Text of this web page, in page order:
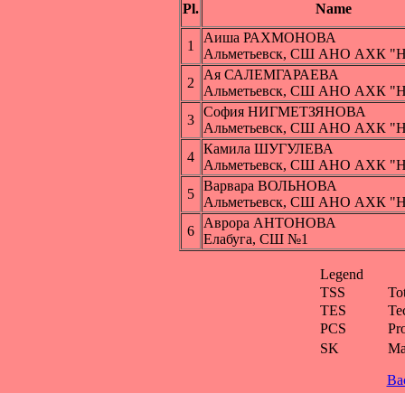
Pl. Name
1
Аиша РАХМОНОВА
Альметьевск, СШ АНО АХК
2
Ая САЛЕМГАРАЕВА
Альметьевск, СШ АНО АХК
3
София НИГМЕТЗЯНОВА
Альметьевск, СШ АНО АХК
4
Камила ШУГУЛЕВА
Альметьевск, СШ АНО АХК
5
Варвара ВОЛЬНОВА
Альметьевск, СШ АНО АХК
6
Аврора АНТОНОВА
Елабуга, СШ №1
Legend
TSS
TES
PCS
SK